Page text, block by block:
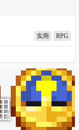
实用 RPG